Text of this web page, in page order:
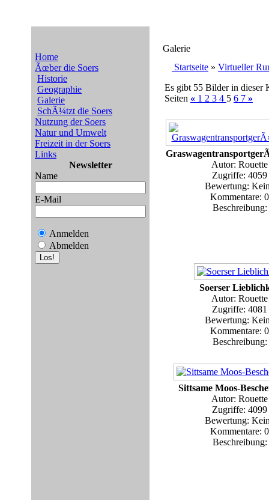
Home
Ãœber die Soers
Historie
Geographie
Galerie
SchÃ¼tzt die Soers
Nutzung der Soers
Natur und Umwelt
Freizeit in der Soers
Links
Newsletter
Name
E-Mail
Anmelden
Abmelden
Galerie
Startseite » Virtueller
Es gibt 55 Bilder in dieser
Seiten « 1 2 3 4 5 6 7 »
Autor: Rouette
Zugriffe: 4059
Bewertung:
Kommentare: 0
Beschreibung:
Soerser
Autor: Rouette
Zugriffe: 4081
Bewertung:
Kommentare: 0
Beschreibung:
Sittsame Moos-
Autor: Rouette
Zugriffe: 4099
Bewertung:
Kommentare: 0
Beschreibung: